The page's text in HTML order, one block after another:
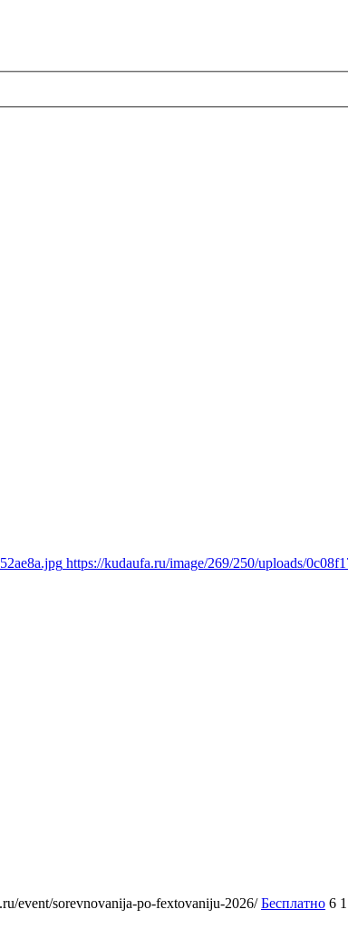
https://kudaufa.ru/image/269/250/uploads/
event/sorevnovanija-po-fextovaniju-2026/ Бесплатно 6 1